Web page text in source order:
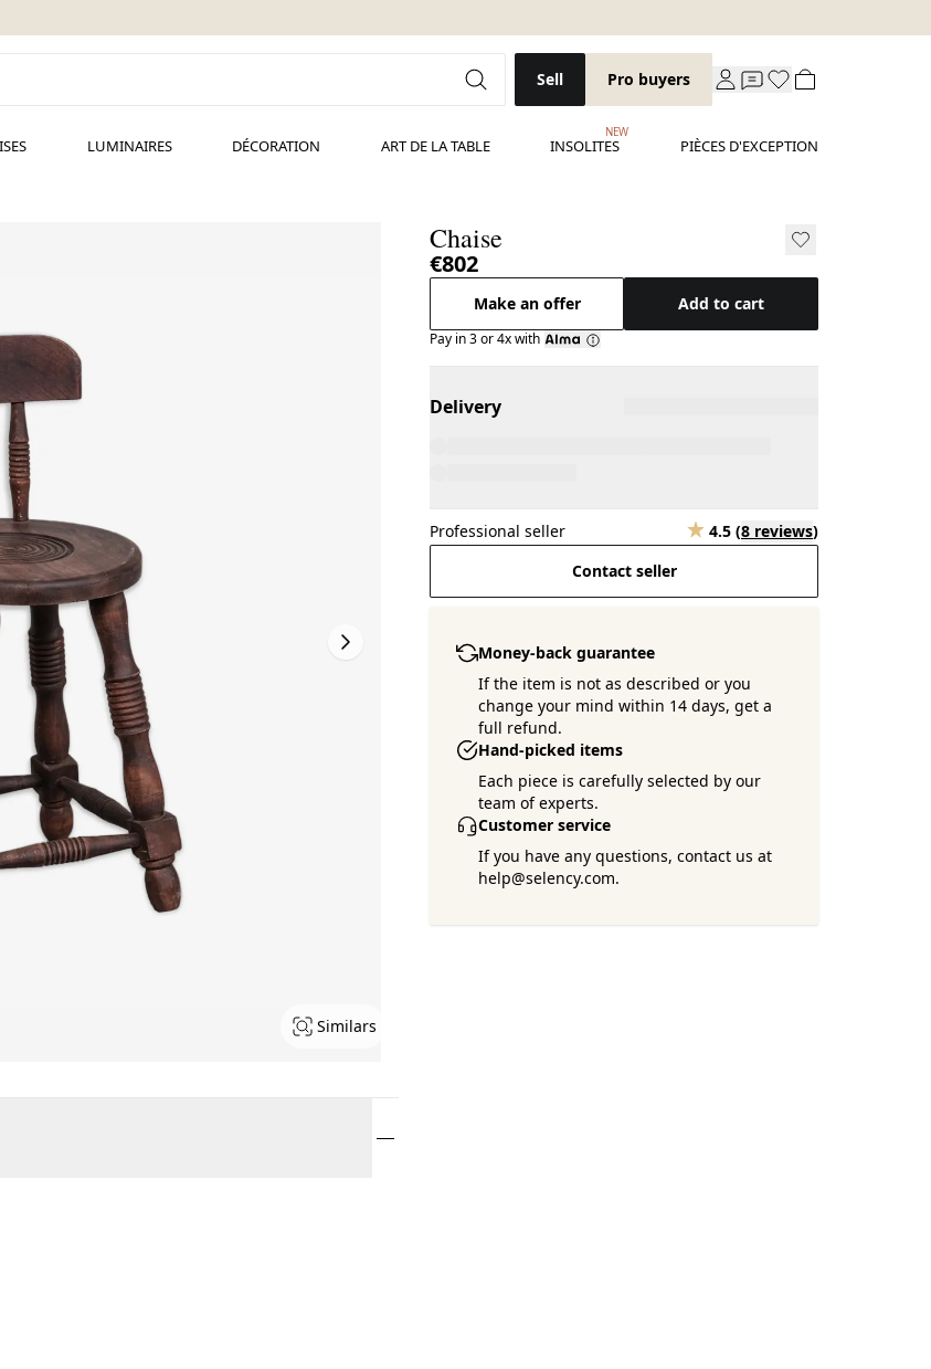
Sell Pro buyers
LUMINAIRES DÉCORATION ART DE LA TABLE INSOLITES
NEW
PIÈCES D'EXCEPTION
Similars
Chaise
€802
Make an offer Add to cart
Pay in 3 or 4x with
Delivery
Professional seller 4.5 (8 reviews)
Contact seller
Money-back guarantee
If the item is not as described or you
change your mind within 14 days, get a
full refund.
Hand-picked items
Each piece is carefully selected by our
team of experts.
Customer service
If you have any questions, contact us at
help@selency.com.